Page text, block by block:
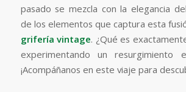
pasado se mezcla con la elegancia
de los elementos que captura esta
grifería vintage. ¿Qué es
experimentando un resurgimiento
¡Acompáñanos en este viaje para